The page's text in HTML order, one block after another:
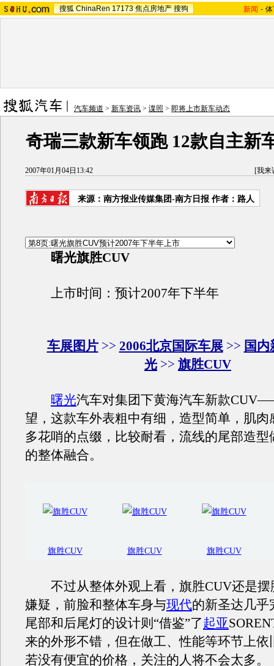
搜狐 ChinaRen 17173 焦点房地产 搜狗 新闻 -
汽车频道 > 新车资讯 > 谍照 > 即将上市新车动态
奇瑞三款新车领跑 12款自主新
2007年01月04日13:42 [我来
来源：南方报业传媒集团-南方日报 作者：路人
曙光旗胜CUV
上市时间：预计2007年下半年
车展图片>> 2006北京国际车展>> 国内
光 >> 旗胜CUV
曙光汽车对集团下黄海汽车新款
望，这款车外表粗中有细，造型简单，肌肉
多花哨的点缀，比较耐看，流线的尾部造型
的整体融合。
旗胜CUV 旗胜CUV 旗胜CUV
不过从整体外观上看，旗胜CUV还是摆
嫌疑，前脸和整体车身与现代的新圣达几乎
尾部和后尾灯的设计则“借鉴”了起亚
来的外形不错，但在做工、性能等环节上依
若没有便宜的价格，关注的人将不会太多。